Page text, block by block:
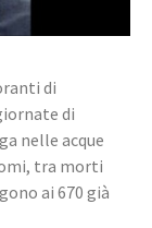
di
di
nelle acque
tra morti
ai 670 già